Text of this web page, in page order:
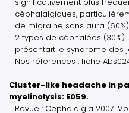
céphalalgiques,
de migraine sans aura
2 types de céphalées (30%).
présentait le syndrome des
Nos références : fiche
Cluster-like headache in
myelinolysis: E059.
Revue : Cephalalgia 2007.